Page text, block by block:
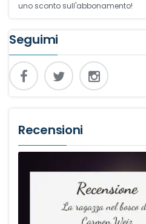
uno sconto sull'abbonamento!
Seguimi
Recensioni